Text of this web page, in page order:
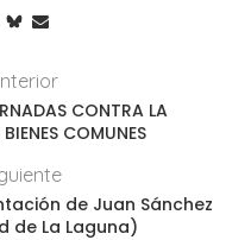
CONTRA LA
COMUNES
de Juan Sánchez
de La Laguna)